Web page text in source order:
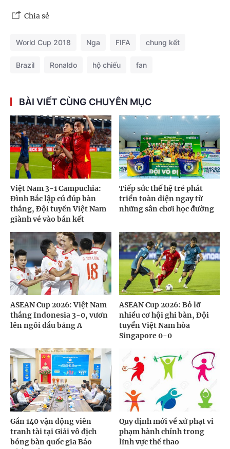
Chia sẻ
World Cup 2018 Nga FIFA chung kết
Brazil Ronaldo hộ chiếu fan
BÀI VIẾT CÙNG CHUYÊN MỤC
Việt Nam 3-1 Campuchia:
Đình Bắc lập cú đúp bàn
thắng, Đội tuyển Việt Nam
giành vé vào bán kết
Tiếp sức thế hệ trẻ phát
triển toàn diện ngay từ
những sân chơi học đường
ASEAN Cup 2026: Việt Nam
thắng Indonesia 3-0, vươn
lên ngôi đầu bảng A
ASEAN Cup 2026: Bỏ lỡ
nhiều cơ hội ghi bàn, Đội
tuyển Việt Nam hòa
Singapore 0-0
Gần 140 vận động viên
tranh tài tại Giải vô địch
bóng bàn quốc gia Báo
Quy định mới về xử phạt vi
phạm hành chính trong
lĩnh vực thể thao